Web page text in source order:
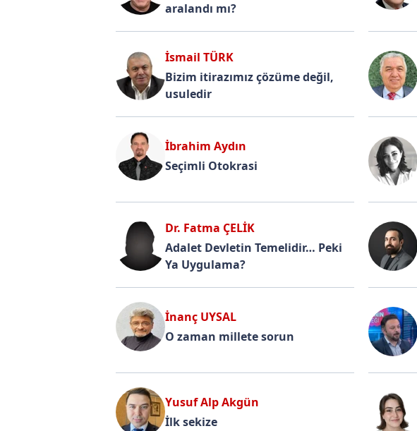
aralandı mı?
İsmail TÜRK
Bizim itirazımız çözüme değil,
usuledir
İbrahim Aydın
Seçimli Otokrasi
Dr. Fatma ÇELİK
Adalet Devletin Temelidir… Peki
Ya Uygulama?
İnanç UYSAL
O zaman millete sorun
Yusuf Alp Akgün
İlk sekize